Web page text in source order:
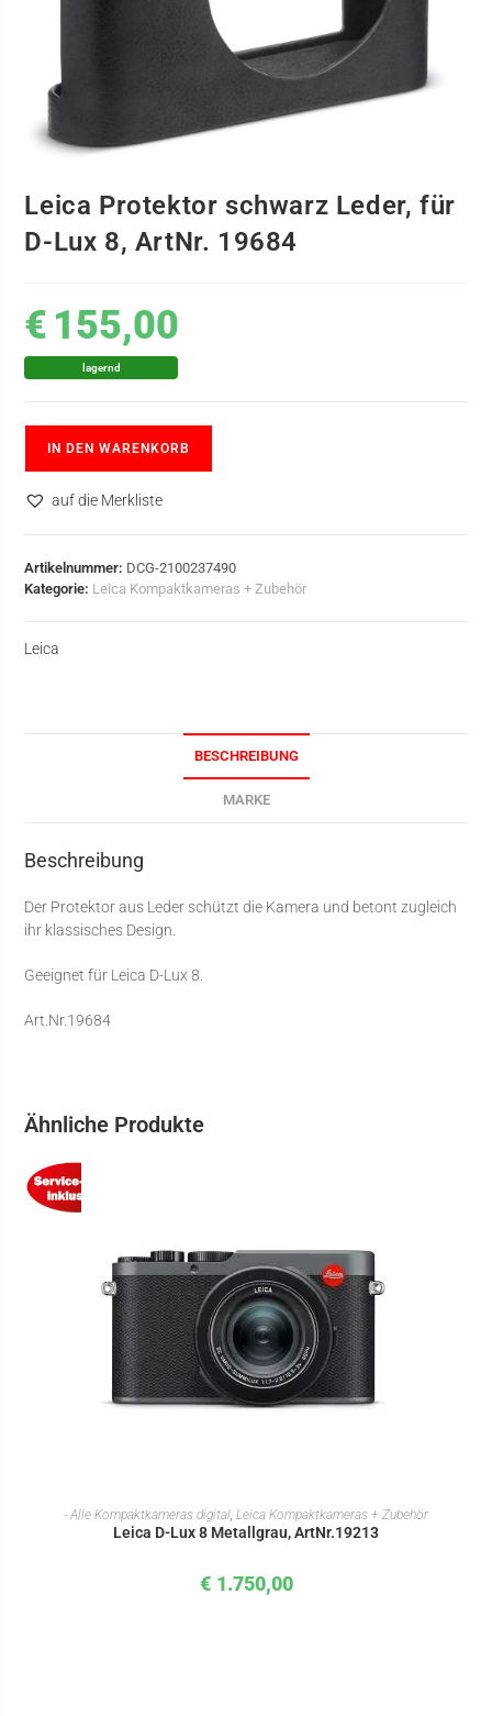
Leica Protektor schwarz Leder, für
D-Lux 8, ArtNr. 19684
€ 155,00
lagernd
IN DEN WARENKORB
auf die Merkliste
Artikelnummer: DCG-2100237490
Kategorie: Leica Kompaktkameras + Zubehör
Leica
BESCHREIBUNG
MARKE
Beschreibung
Der Protektor aus Leder schützt die Kamera und betont zugleich
ihr klassisches Design.
Geeignet für Leica D-Lux 8.
Art.Nr.19684
Ähnliche Produkte
IN DEN WARENKORB
- Alle Kompaktkameras digital, Leica Kompaktkameras + Zubehör
Leica D-Lux 8 Metallgrau, ArtNr.19213
€ 1.750,00